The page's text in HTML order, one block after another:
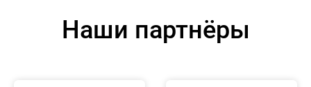
Наши партнёры